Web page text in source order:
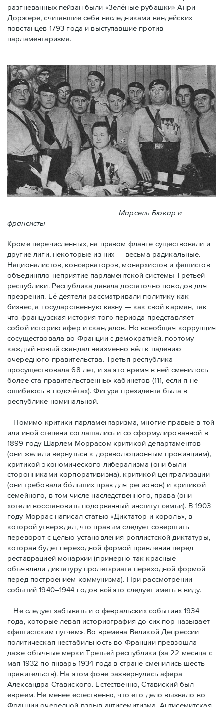
разгневанных пейзан были «Зелёные рубашки» Анри
Доржере, считавшие себя наследниками вандейских
повстанцев 1793 года и выступавшие против
парламентаризма.
Марсель Бюкар и
франсисты
Кроме перечисленных, на правом фланге существовали и
другие лиги, некоторые из них — весьма радикальные.
Националистов, консерваторов, монархистов и фашистов
объединяло неприятие парламентской системы Третьей
республики. Республика давала достаточно поводов для
презрения. Её деятели рассматривали политику как
бизнес, а государственную казну — как свой карман, так
что французская история того периода представляет
собой историю афер и скандалов. Но всеобщая коррупция
сосуществовала во Франции с демократией, поэтому
каждый новый скандал неизменно вёл к падению
очередного правительства. Третья республика
просуществовала 68 лет, и за это время в ней сменилось
более ста правительственных кабинетов (111, если я не
ошибаюсь в подсчётах). Фигура президента была в
республике номинальной.
Помимо критики парламентаризма, многие правые в той
или иной степени соглашались и со сформулированной в
1899 году Шарлем Моррасом критикой департаментов
(они желали вернуться к дореволюционным провинциям),
критикой экономического либерализма (они были
сторонниками корпоративизма), критикой централизации
(они требовали бóльших прав для регионов) и критикой
семейного, в том числе наследственного, права (они
хотели восстановить подорванный институт семьи). В 1903
году Моррас написал статью «Диктатор и король», в
которой утверждал, что правым следует совершить
переворот с целью установления роялистской диктатуры,
которая будет переходной формой правления перед
реставрацией монархии (примерно так красные
объявляли диктатуру пролетариата переходной формой
перед построением коммунизма). При рассмотрении
событий 1940–1944 годов всё это следует иметь в виду.
Не следует забывать и о февральских событиях 1934
года, которые левая историография до сих пор называет
«фашистским путчем». Во времена Великой Депрессии
политическая нестабильность во Франции превзошла
даже обычные мерки Третьей республики (за 22 месяца с
мая 1932 по январь 1934 года в стране сменились шесть
правительств). На этом фоне развернулась афера
Александра Ставиского. Естественно, Ставиский был
евреем. Не менее естественно, что его дело вызвало во
Франции очередной взрыв антисемитизма. Антисемитская